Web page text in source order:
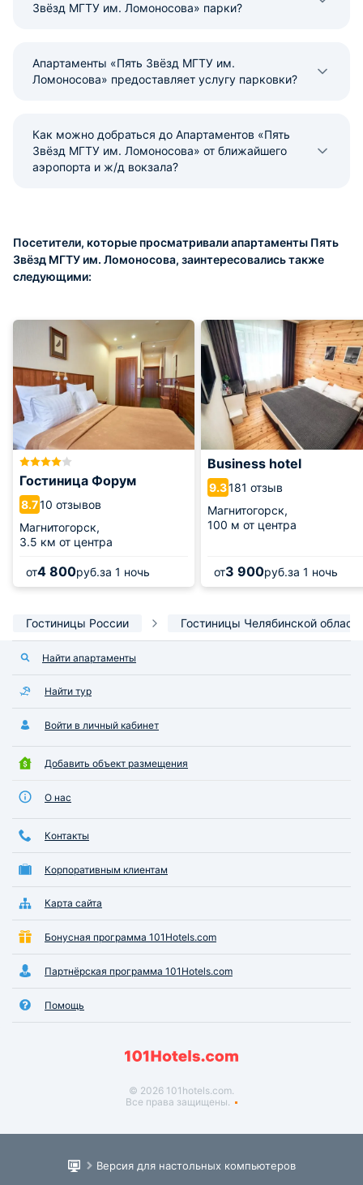
Звёзд МГТУ им. Ломоносова» парки?
Апартаменты «Пять Звёзд МГТУ им.
Ломоносова» предоставляет услугу парковки?
Как можно добраться до Апартаментов «Пять
Звёзд МГТУ им. Ломоносова» от ближайшего
аэропорта и ж/д вокзала?
Посетители, которые просматривали апартаменты Пять
Звёзд МГТУ им. Ломоносова, заинтересовались также
следующими:
Гостиница Форум
8.710 отзывов
Магнитогорск,
3.5 км от центра
от4 800руб.за 1 ночь
Business hotel
9.3181 отзыв
Магнитогорск,
100 м от центра
от3 900руб.за 1 ночь
Гостиницы России Гостиницы Челябинской
Найти апартаменты
Найти тур
Войти в личный кабинет
Добавить объект размещения
О нас
Контакты
Корпоративным клиентам
Карта сайта
Бонусная программа 101Hotels.com
Партнёрская программа 101Hotels.com
Помощь
© 2026 101hotels.com.
Все права защищены.
Версия для настольных компьютеров